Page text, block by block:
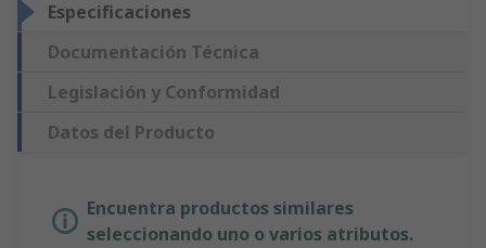
Especificaciones
Documentación Técnica
Legislación y Conformidad
Datos del Producto
Encuentra productos similares
seleccionando uno o varios atributos.